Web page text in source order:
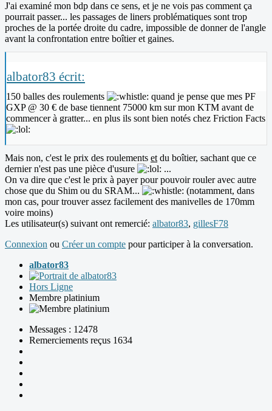
J'ai examiné mon bdp dans ce sens, et je ne vois pas comment ça
pourrait passer... les passages de liners problématiques sont trop
proches de la portée droite du cadre, impossible de donner de l'angle
avant la confrontation entre boîtier et gaines.
albator83 écrit:
150 balles des roulements
quand je pense que mes PF
GXP @ 30 € de base tiennent 75000 km sur mon KTM avant de
commencer à gratter... en plus ils sont bien notés chez Friction Facts
Mais non, c'est le prix des roulements et du boîtier, sachant que ce
dernier n'est pas une pièce d'usure
...
On va dire que c'est le prix à payer pour pouvoir rouler avec autre
chose que du Shim ou du SRAM...
(notamment, dans
mon cas, pour trouver assez facilement des manivelles de 170mm
voire moins)
Les utilisateur(s) suivant ont remercié: albator83, gillesF78
Connexion ou Créer un compte pour participer à la conversation.
albator83
Hors Ligne
Membre platinium
Messages : 12478
Remerciements reçus 1634